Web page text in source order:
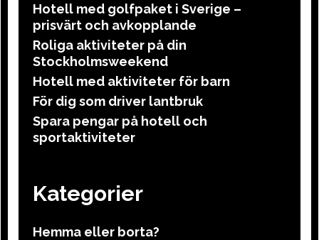
Hotell med golfpaket i Sverige –
prisvärt och avkopplande
Roliga aktiviteter på din
Stockholmsweekend
Hotell med aktiviteter för barn
För dig som driver lantbruk
Spara pengar på hotell och
sportaktiviteter
Kategorier
Hemma eller borta?